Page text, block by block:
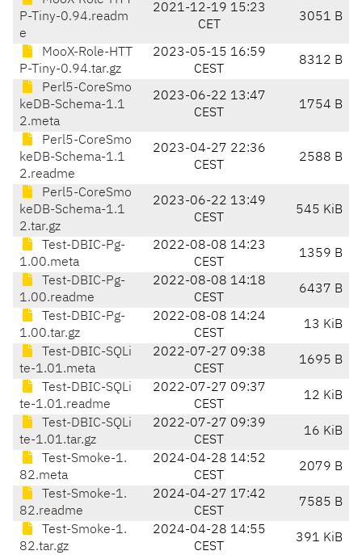
P-Tiny-0.94.readm
e
2021-12-19 15:23
CET
3051 B
MooX-Role-HTT
P-Tiny-0.94.tar.gz
2023-05-15 16:59
CEST
8312 B
Perl5-CoreSmo
keDB-Schema-1.1
2.meta
2023-06-22 13:47
CEST
1754 B
Perl5-CoreSmo
keDB-Schema-1.1
2.readme
2023-04-27 22:36
CEST
2588 B
Perl5-CoreSmo
keDB-Schema-1.1
2.tar.gz
2023-06-22 13:49
CEST
545 KiB
Test-DBIC-Pg-
1.00.meta
2022-08-08 14:23
CEST
1359 B
Test-DBIC-Pg-
1.00.readme
2022-08-08 14:18
CEST
6437 B
Test-DBIC-Pg-
1.00.tar.gz
2022-08-08 14:24
CEST
13 KiB
Test-DBIC-SQLi
te-1.01.meta
2022-07-27 09:38
CEST
1695 B
Test-DBIC-SQLi
te-1.01.readme
2022-07-27 09:37
CEST
12 KiB
Test-DBIC-SQLi
te-1.01.tar.gz
2022-07-27 09:39
CEST
16 KiB
Test-Smoke-1.
82.meta
2024-04-28 14:52
CEST
2079 B
Test-Smoke-1.
82.readme
2024-04-27 17:42
CEST
7585 B
Test-Smoke-1.
82.tar.gz
2024-04-28 14:55
CEST
391 KiB